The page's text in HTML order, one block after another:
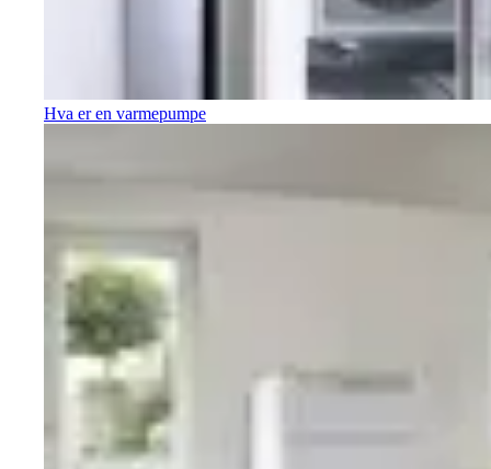
Hva er en varmepumpe